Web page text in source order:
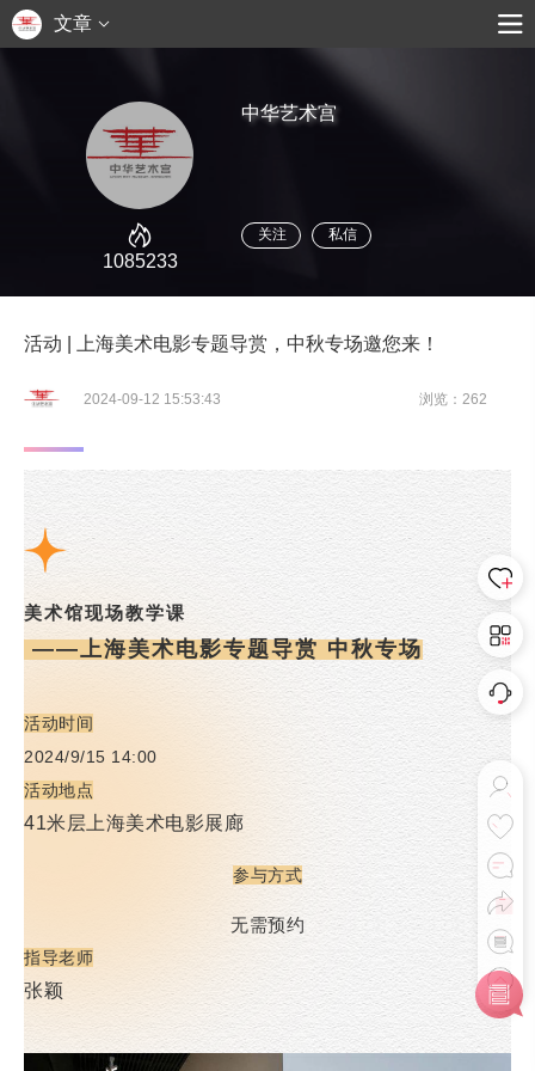
文章
1085233
中华艺术宫
关注 私信
活动 | 上海美术电影专题导赏，中秋专场邀您来！
2024-09-12 15:53:43 浏览：262
美术馆现场教学课
——上海美术电影专题导赏 中秋专场
活动时间
2024/9/15 14:00
活动地点
41米层上海美术电影展廊
参与方式
无需预约
指导老师
张颖